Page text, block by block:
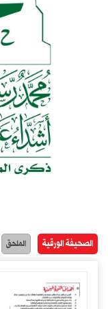
الصحيفة الورقية الملحق